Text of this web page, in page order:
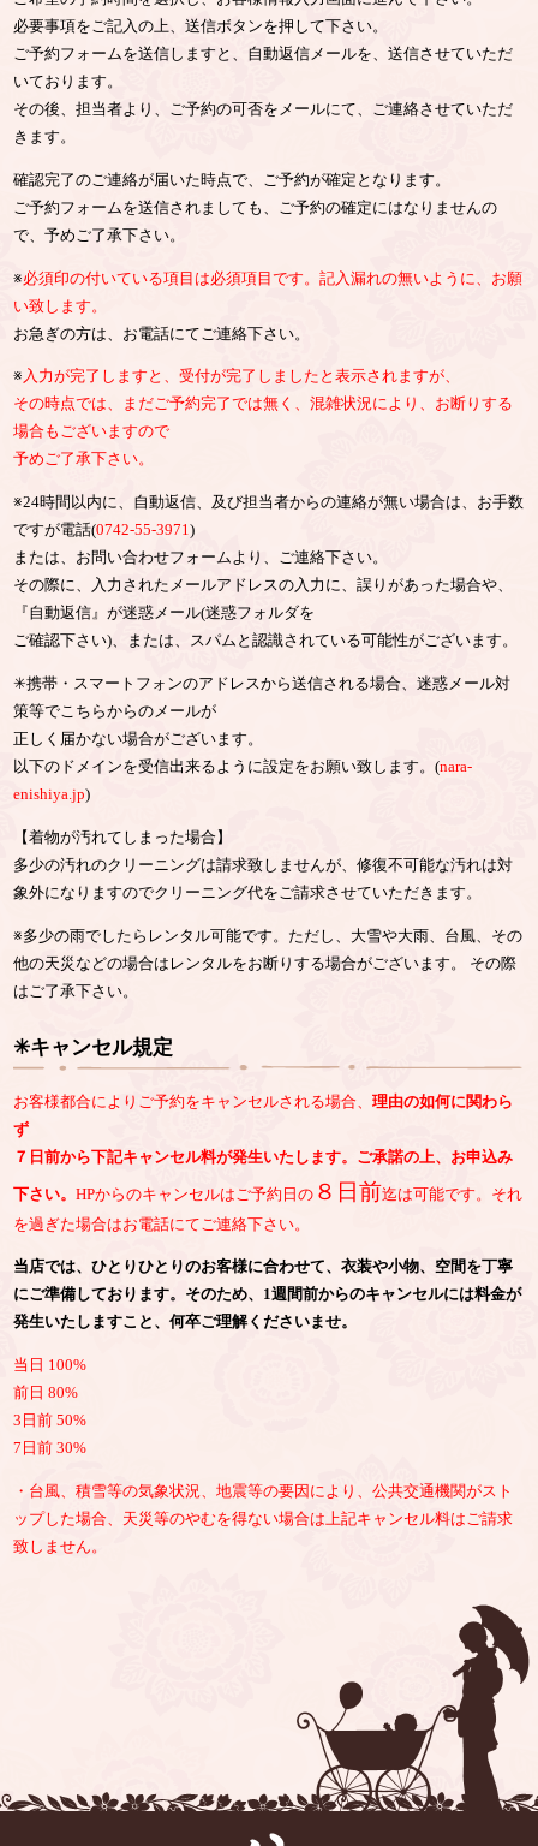
必要事項をご記入の上、送信ボタンを押して下さい。
ご予約フォームを送信しますと、自動返信メールを、送信させていただ
いております。
その後、担当者より、ご予約の可否をメールにて、ご連絡させていただ
きます。
確認完了のご連絡が届いた時点で、ご予約が確定となります。
ご予約フォームを送信されましても、ご予約の確定にはなりませんの
で、予めご了承下さい。
※必須印の付いている項目は必須項目です。記入漏れの無いように、お願
い致します。
お急ぎの方は、お電話にてご連絡下さい。
※ 入力が完了しますと、受付が完了しましたと表示されますが、
その時点では、まだご予約完了では無く、混雑状況により、お断りする
場合もございますので
予めご了承下さい。
※24時間以内に、自動返信、及び担当者からの連絡が無い場合は、お手数
ですが電話(0742-55-3971)
または、お問い合わせフォームより、ご連絡下さい。
その際に、入力されたメールアドレスの入力に、誤りがあった場合や、
『自動返信』が迷惑メール(迷惑フォルダを
ご確認下さい)、または、スパムと認識されている可能性がございます。
✳︎携帯・スマートフォンのアドレスから送信される場合、迷惑メール対
策等でこちらからのメールが
正しく届かない場合がございます。
以下のドメインを受信出来るように設定をお願い致します。(nara-
enishiya.jp)
【着物が汚れてしまった場合】
多少の汚れのクリーニングは請求致しませんが、修復不可能な汚れは対
象外になりますのでクリーニング代をご請求させていただきます。
※多少の雨でしたらレンタル可能です。ただし、大雪や大雨、台風、その
他の天災などの場合はレンタルをお断りする場合がございます。 その際
はご了承下さい。
✳︎キャンセル規定
お客様都合によりご予約をキャンセルされる場合、理由の如何に関わら
ず
７日前から下記キャンセル料が発生いたします。ご承諾の上、お申込み
下さい。HPからのキャンセルはご予約日の ８日前迄は可能です。それ
を過ぎた場合はお電話にてご連絡下さい。
当店では、ひとりひとりのお客様に合わせて、衣装や小物、空間を丁寧
にご準備しております。そのため、1週間前からのキャンセルには料金が
発生いたしますこと、何卒ご理解くださいませ。
当日 100%
前日 80%
3日前 50%
7日前 30%
・台風、積雪等の気象状況、地震等の要因により、公共交通機関がスト
ップした場合、天災等のやむを得ない場合は上記キャンセル料はご請求
致しません。